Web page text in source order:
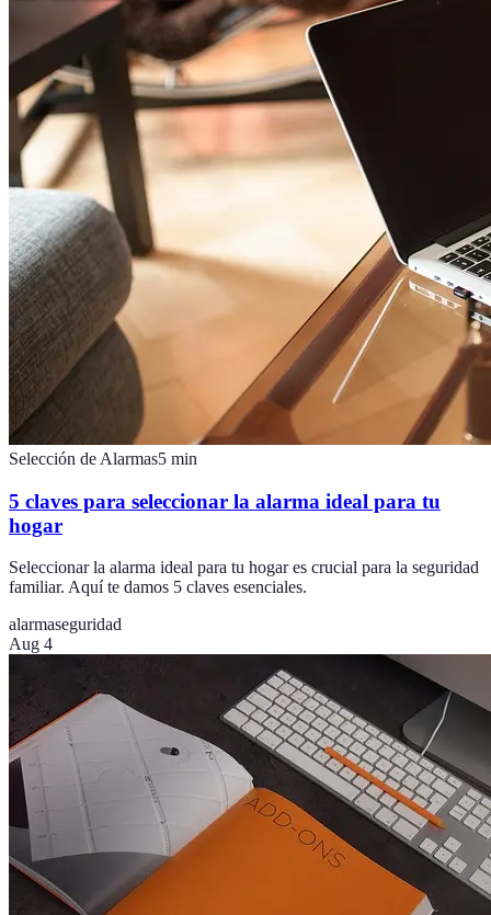
Selección de Alarmas5 min
5 claves para seleccionar la alarma ideal para tu
hogar
Seleccionar la alarma ideal para tu hogar es crucial para la seguridad
familiar. Aquí te damos 5 claves esenciales.
alarmaseguridad
Aug 4